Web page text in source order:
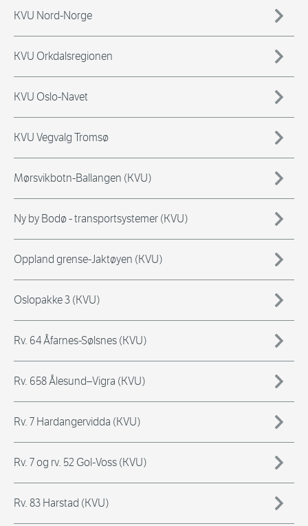
KVU Nord-Norge
KVU Orkdalsregionen
KVU Oslo-Navet
KVU Vegvalg Tromsø
Mørsvikbotn-Ballangen (KVU)
Ny by Bodø - transportsystemer (KVU)
Oppland grense-Jaktøyen (KVU)
Oslopakke 3 (KVU)
Rv. 64 Åfarnes-Sølsnes (KVU)
Rv. 658 Ålesund–Vigra (KVU)
Rv. 7 Hardangervidda (KVU)
Rv. 7 og rv. 52 Gol-Voss (KVU)
Rv. 83 Harstad (KVU)